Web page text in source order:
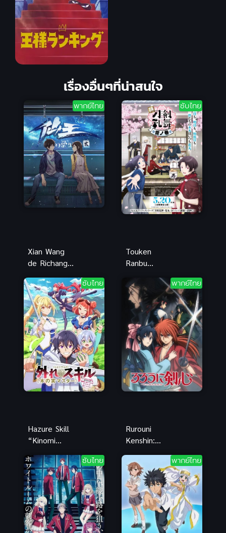
เรื่องอื่นๆที่น่าสนใจ
พากย์ไทย
Xian Wang
de Richang
ชีวิตประจำวัน
ของราชาแห่ง
เซียน ภาค 2
ซับไทย
Touken
Ranbu
เหมันต์ โท
เคนรันบุ ฮา
นามารุ ซับ
ไทย อนิเมะฮิต
ซับไทย
Hazure Skill
“Kinomi
ไร้ประโยชน์
มาสเตอร์ผลไม้
พากย์ไทย
Rurouni
Kenshin:
Kenkaku
Romantan
ซามูไรพเนจร
(2023)
ซับไทย พากย์ไทย